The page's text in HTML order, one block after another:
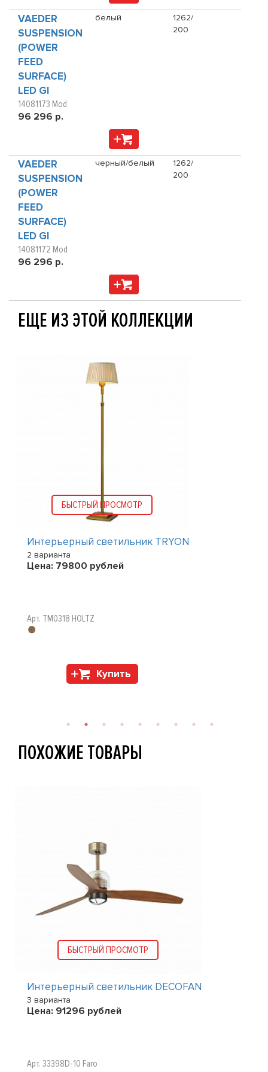
VAEDER
SUSPENSION
(POWER
FEED
SURFACE)
LED GI
14081173 Mod
96 296 р.
белый
1262/
200
VAEDER
SUSPENSION
(POWER
FEED
SURFACE)
LED GI
14081172 Mod
96 296 р.
черный/белый
1262/
200
ЕЩЕ ИЗ ЭТОЙ КОЛЛЕКЦИИ
БЫСТРЫЙ ПРОСМОТР
Интерьерный светильник TRYON
2 варианта
Цена: 79800 рублей
Арт. TM0318 HOLTZ
Купить
ПОХОЖИЕ ТОВАРЫ
БЫСТРЫЙ ПРОСМОТР
Интерьерный светильник DECOFAN
3 варианта
Цена: 91296 рублей
Арт. 33398D-10 Faro